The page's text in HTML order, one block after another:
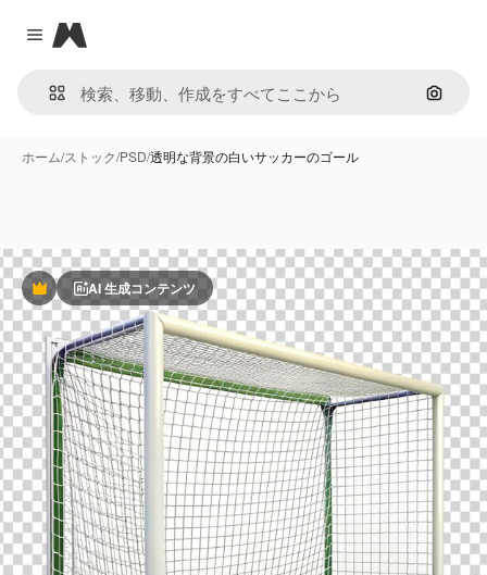
Close menu
Magnific
画像で
ホーム/ストック/PSD/透明な背景の白いサッカーのゴール
PremiumAI 生成コンテンツ